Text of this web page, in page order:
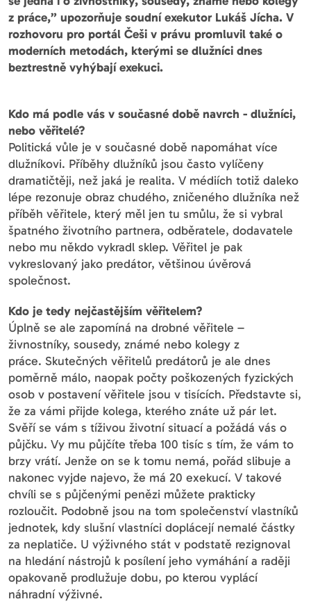
z práce,” upozorňuje soudní exekutor Lukáš Jícha. V
rozhovoru pro portál Češi v právu promluvil také o
moderních metodách, kterými se dlužníci dnes
beztrestně vyhýbají exekuci.
Kdo má podle vás v současné době navrch - dlužníci,
nebo věřitelé?
Politická vůle je v současné době napomáhat více
dlužníkovi. Příběhy dlužníků jsou často vylíčeny
dramatičtěji, než jaká je realita. V médiích totiž daleko
lépe rezonuje obraz chudého, zničeného dlužníka než
příběh věřitele, který měl jen tu smůlu, že si vybral
špatného životního partnera, odběratele, dodavatele
nebo mu někdo vykradl sklep. Věřitel je pak
vykreslovaný jako predátor, většinou úvěrová
společnost.
Kdo je tedy nejčastějším věřitelem?
Úplně se ale zapomíná na drobné věřitele –
živnostníky, sousedy, známé nebo kolegy z
práce. Skutečných věřitelů predátorů je ale dnes
poměrně málo, naopak počty poškozených fyzických
osob v postavení věřitele jsou v tisících. Představte si,
že za vámi přijde kolega, kterého znáte už pár let.
Svěří se vám s tíživou životní situací a požádá vás o
půjčku. Vy mu půjčíte třeba 100 tisíc s tím, že vám to
brzy vrátí. Jenže on se k tomu nemá, pořád slibuje a
nakonec vyjde najevo, že má 20 exekucí. V takové
chvíli se s půjčenými penězi můžete prakticky
rozloučit. Podobně jsou na tom společenství vlastníků
jednotek, kdy slušní vlastníci doplácejí nemalé částky
za neplatiče. U výživného stát v podstatě rezignoval
na hledání nástrojů k posílení jeho vymáhání a raději
opakovaně prodlužuje dobu, po kterou vyplácí
náhradní výživné.